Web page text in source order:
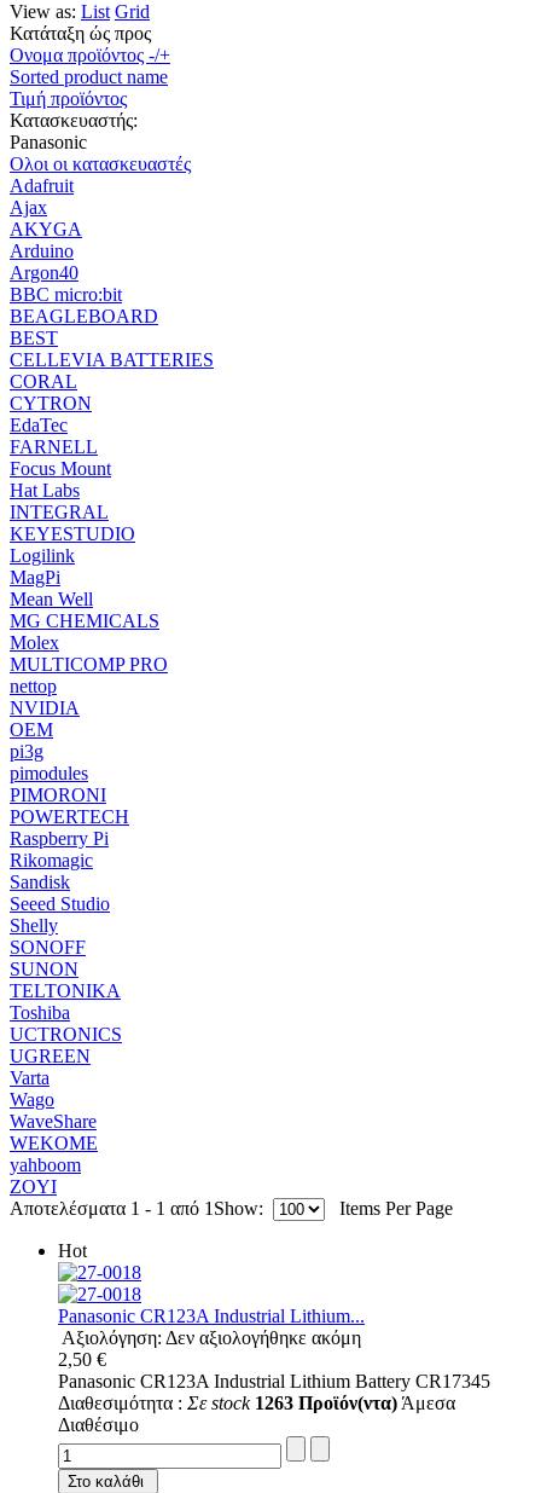
View as: List Grid
Κατάταξη ώς προς
Ονομα προϊόντος -/+
Sorted product name
Τιμή προϊόντος
Κατασκευαστής:
Panasonic
Ολοι οι κατασκευαστές
Adafruit
Ajax
AKYGA
Arduino
Argon40
BBC micro:bit
BEAGLEBOARD
BEST
CELLEVIA BATTERIES
CORAL
CYTRON
EdaTec
FARNELL
Focus Mount
Hat Labs
INTEGRAL
KEYESTUDIO
Logilink
MagPi
Mean Well
MG CHEMICALS
Molex
MULTICOMP PRO
nettop
NVIDIA
OEM
pi3g
pimodules
PIMORONI
POWERTECH
Raspberry Pi
Rikomagic
Sandisk
Seeed Studio
Shelly
SONOFF
SUNON
TELTONIKA
Toshiba
UCTRONICS
UGREEN
Varta
Wago
WaveShare
WEKOME
yahboom
ZOYI
Αποτελέσματα 1 - 1 από 1 Show: Items Per Page
Hot
Panasonic CR123A Industrial Lithium...
Αξιολόγηση: Δεν αξιολογήθηκε ακόμη
2,50 €
Panasonic CR123A Industrial Lithium Battery CR17345
Διαθεσιμότητα : Σε stock 1263 Προϊόν(ντα) Άμεσα
Διαθέσιμο
Στο καλάθι